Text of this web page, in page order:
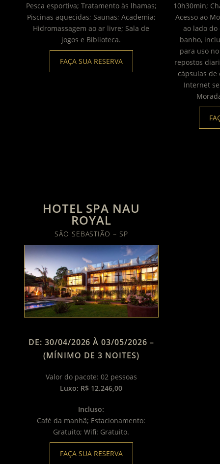
Pesca esportiva; Tratamento às lhamas;
Piscinas aquecidas; Saunas; Academia;
Hidromassagem ao ar livre; Sala de
jogos e Biblioteca.
FAÇA SUA RESERVA
10h30min;
Acesso ao
ao lado do
banho,
para uso
repostos
cápsulas de
Internet
HOTEL SPA NAU
ROYAL
SÃO SEBASTIÃO – SP
DE: 30/04/2026 À 03/05/2026 –
(MÍNIMO DE 3 NOITES)
Valor do pacote: 02 pessoas
Luxo: R$ 12.246,00
Incluso:
Café da manhã; Estacionamento:
Gratuito; Wifi: Gratuito.
FAÇA SUA RESERVA